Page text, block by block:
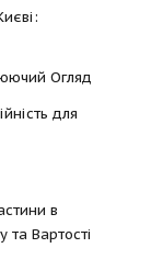
Огляд
для
в
Вартості